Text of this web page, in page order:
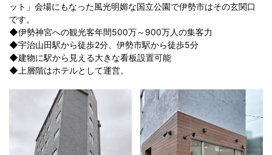
ット」会場にもなった風光明媚な国立公園で伊勢市はその玄関口
です。
◆伊勢神宮への観光客年間500万～900万人の集客力
◆宇治山田駅から徒歩2分、伊勢市駅から徒歩5分
◆建物に駅から見える大きな看板設置可能
◆上層階はホテルとして運営。